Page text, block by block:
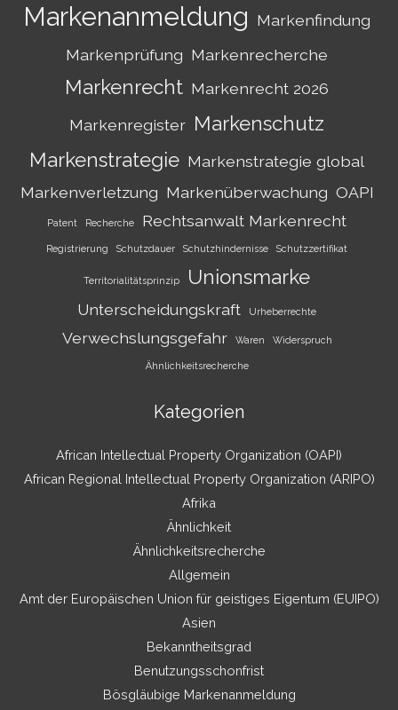
Markenanmeldung Markenfindung
Markenprüfung Markenrecherche
Markenrecht Markenrecht 2026
Markenregister Markenschutz
Markenstrategie Markenstrategie global
Markenverletzung Markenüberwachung OAPI
Patent Recherche Rechtsanwalt Markenrecht
Registrierung Schutzdauer Schutzhindernisse Schutzzertifikat
Territorialitätsprinzip Unionsmarke
Unterscheidungskraft Urheberrechte
Verwechslungsgefahr Waren Widerspruch
Ähnlichkeitsrecherche
Kategorien
African Intellectual Property Organization (OAPI)
African Regional Intellectual Property Organization (ARIPO)
Afrika
Ähnlichkeit
Ähnlichkeitsrecherche
Allgemein
Amt der Europäischen Union für geistiges Eigentum (EUIPO)
Asien
Bekanntheitsgrad
Benutzungsschonfrist
Bösgläubige Markenanmeldung